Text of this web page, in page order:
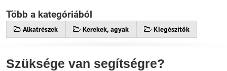
Több a kategóriából
Alkatrészek Kerekek, agyak Kiegészítők
Szüksége van segítségre?